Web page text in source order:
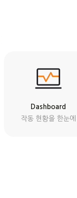
Dashboard
작동 현황을 한눈에